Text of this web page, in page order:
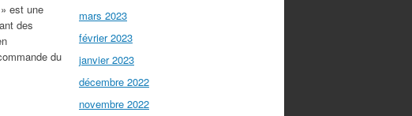
est une
des
du
mars 2023
février 2023
janvier 2023
décembre 2022
novembre 2022